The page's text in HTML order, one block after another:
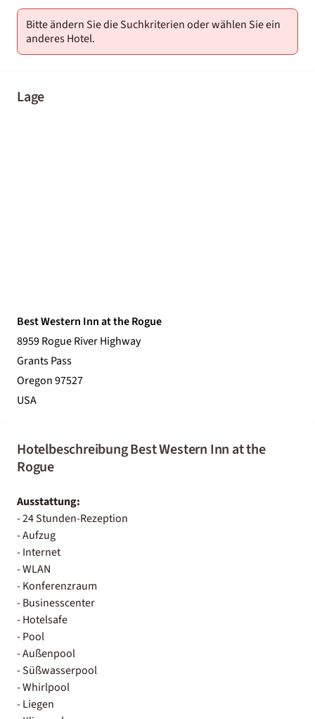
Bitte ändern Sie die Suchkriterien oder wählen Sie ein
anderes Hotel.
Lage
Best Western Inn at the Rogue
8959 Rogue River Highway
Grants Pass
Oregon 97527
USA
Hotelbeschreibung Best Western Inn at the
Rogue
Ausstattung:
- 24 Stunden-Rezeption
- Aufzug
- Internet
- WLAN
- Konferenzraum
- Businesscenter
- Hotelsafe
- Pool
- Außenpool
- Süßwasserpool
- Whirlpool
- Liegen